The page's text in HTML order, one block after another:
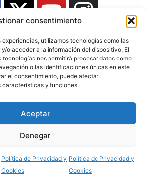
consentimiento
experiencias, utilizamos tecnologías como las
o acceder a la información del dispositivo. El
tecnologías nos permitirá procesar datos como
o las identificaciones únicas en este
el consentimiento, puede afectar
características y funciones.
Aceptar
Denegar
Política de Privacidad y
Cookies
Política de Privacidad y
Cookies